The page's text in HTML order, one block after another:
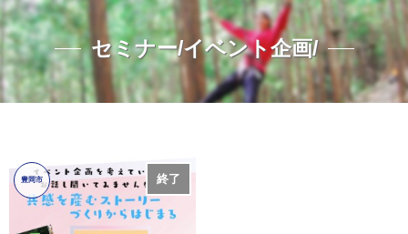
セミナー/イベント企画/
終了
豊岡市